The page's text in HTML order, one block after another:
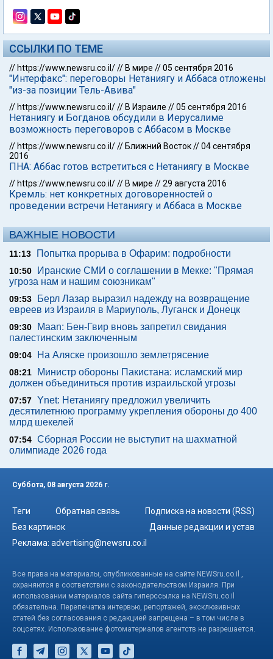
ССЫЛКИ ПО ТЕМЕ
// https://www.newsru.co.il/// В мире //05 сентября 2016
"Интерфакс": переговоры Нетаниягу и Аббаса отложены
"из-за позиции Тель-Авива"
// https://www.newsru.co.il/// В Израиле //05 сентября 2016
Нетаниягу и Богданов обсудили в Иерусалиме
возможность переговоров с Аббасом в Москве
// https://www.newsru.co.il/// Ближний Восток//04 сентября
2016
ПНА: Аббас готов встретиться с Нетаниягу в Москве
// https://www.newsru.co.il/// В мире //29 августа 2016
Кремль: нет конкретных договоренностей о
проведении встречи Нетаниягу и Аббаса в Москве
ВАЖНЫЕ НОВОСТИ
11:13 Попытка прорыва в Офарим: подробности
10:50
Иранские СМИ о соглашении в Мекке: "Прямая
угроза нам и нашим союзникам"
09:53
Берл Лазар выразил надежду на возвращение
евреев из Израиля в Мариуполь, Луганск и Донецк
09:30
Maan: Бен-Гвир вновь запретил свидания
палестинским заключенным
09:04 На Аляске произошло землетрясение
08:21
Министр обороны Пакистана: исламский мир
должен объединиться против израильской угрозы
07:57 Ynet: Нетаниягу предложил увеличить
десятилетнюю программу укрепления обороны до 400
млрд шекелей
07:54 Сборная России не выступит на шахматной
олимпиаде 2026 года
Суббота, 08 августа 2026 г.
Теги Обратная связь
Подписка на новости (RSS)
Без картинок
Данные редакции и устав
Реклама: advertising@newsru.co.il
Все права на материалы, опубликованные на сайте NEWSru.co.il ,
охраняются в соответствии с законодательством Израиля. При
использовании материалов сайта гиперссылка на NEWSru.co.il
обязательна. Перепечатка интервью, репортажей, эксклюзивных
статей без согласования с редакцией запрещена – в том числе в
соцсетях. Использование фотоматериалов агентств не разрешается.